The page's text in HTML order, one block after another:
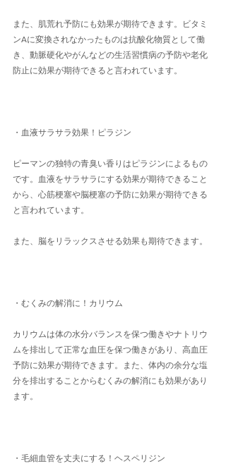
また、肌荒れ予防にも効果が期待できます。ビタミ
ンAに変換されなかったものは抗酸化物質として働
き、動脈硬化やがんなどの生活習慣病の予防や老化
防止に効果が期待できると言われています。
・血液サラサラ効果！ピラジン
ピーマンの独特の青臭い香りはピラジンによるもの
です。血液をサラサラにする効果が期待できること
から、心筋梗塞や脳梗塞の予防に効果が期待できる
と言われています。
また、脳をリラックスさせる効果も期待できます。
・むくみの解消に！カリウム
カリウムは体の水分バランスを保つ働きやナトリウ
ムを排出して正常な血圧を保つ働きがあり、高血圧
予防に効果が期待できます。また、体内の余分な塩
分を排出することからむくみの解消にも効果があり
ます。
・毛細血管を丈夫にする！ヘスペリジン